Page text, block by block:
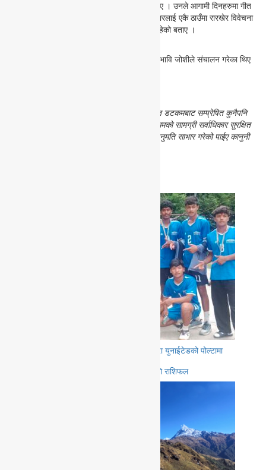
सार्वजनिक गर्ने अवसर पाउनु सुखद् संयोग परेको बताए । उनले आगामी दिनहरुमा गीत
वाचनका कार्यक्रमहरु गर्ने, गीतकार, गायक, संगीतकारलाई एकै ठाउँमा रारखेर विवेचना
गर्ने र सामुहिक गीत वाचनका श्रृंखलाहरु गर्ने लक्ष्य रहेको बताए ।
कार्यक्रम गीतकार प्रतिष्ठानकाका सचिव रुपिन्द्र प्रभावि जोशीले संचालन गरेका थिए
यस एभरेस्ट आवाज डटकमबाट सम्प्रेषित कुनैपनि
समाचार, लेख, बिचार, टिप्पणी वा अन्य कुनैपनि किसिमको सामग्री सर्वाधिकार सुरक्षित
गरिएको छ । यहाँ सम्प्रेषित कुनैपनि सामग्री बिना अनुमति साभार गरेको पाईए कानुनी
अण्डर ट्वान्टी पुरुष भलिवलको उपाधी पोखरा युनाईटेडको पोल्टामा
आज २०८३ साल श्रावण २१ गते बिहीवारको राशिफल